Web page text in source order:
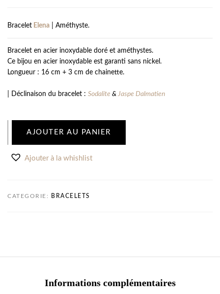
Bracelet Elena | Améthyste.
Bracelet en acier inoxydable doré et améthystes.
Ce bijou en acier inoxydable est garanti sans nickel.
Longueur : 16 cm + 3 cm de chainette.
| Déclinaison du bracelet : Sodalite & Jaspe Dalmatien
AJOUTER AU PANIER
Ajouter à la whishlist
CATEGORIE: BRACELETS
Informations complémentaires